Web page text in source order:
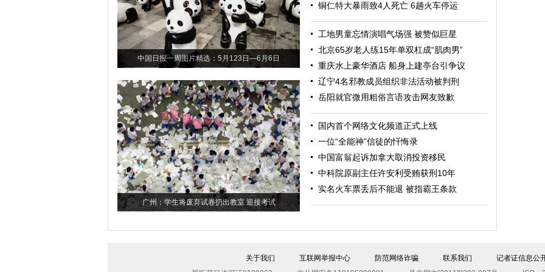
中国日报一周图片精选：5月123日—6月6日
广州：学生将废弃试卷扔出教室 迎接考试
铜仁特大暴雨致4人死亡 6趟火车停运
工地男童忘情演唱气场强 被赞似巨星
北京65岁老人练15年单双杠成“肌肉男”
重庆水上豪华酒店 船身上建亭台引争议
辽宁4名邪教成员组织非法活动被判刑
岳阳就官微用粗俗言语攻击网友致歉
国内首个网络文化频道正式上线
一位“全能神”信徒的忏悔录
中国富翁起诉加拿大取消投资移民
中科院原副主任许安利受贿获刑10年
实名火车票丢后不能退 被指霸王条款
关于我们 互联网举报中心 防范网络诈骗 联系我们
记者证信息公